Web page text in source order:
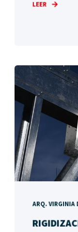
LEER
ARQ. VIRGINIA